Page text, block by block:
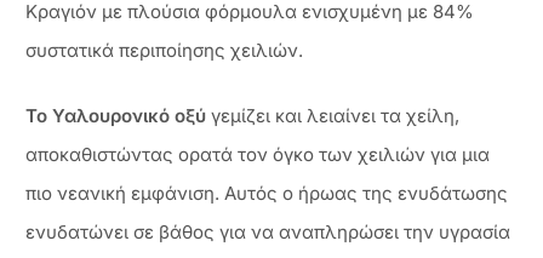
Κραγιόν με πλούσια φόρμουλα ενισχυμένη με 84%
συστατικά περιποίησης χειλιών.
Το Υαλουρονικό οξύ γεμίζει και λειαίνει τα χείλη,
αποκαθιστώντας ορατά τον όγκο των χειλιών για μια
πιο νεανική εμφάνιση. Αυτός ο ήρωας της ενυδάτωσης
ενυδατώνει σε βάθος για να αναπληρώσει την υγρασία